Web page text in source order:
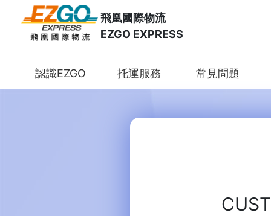
飛凰國際物流
EZGO EXPRESS
認識EZGO 托運服務 常見問題